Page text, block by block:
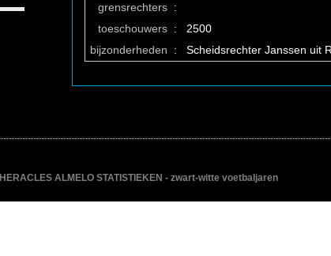
grensrechters :
toeschouwers :
2500
bijzonderheden
:
HERACLES ALMELO STATISTIEKEN - zwart-witte voetbaljaren